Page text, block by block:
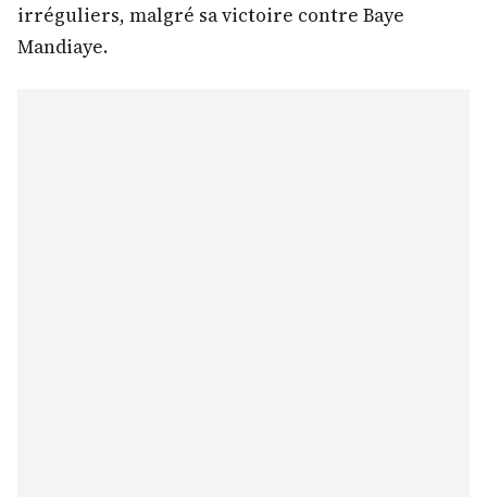
irréguliers, malgré sa victoire contre Baye
Mandiaye.